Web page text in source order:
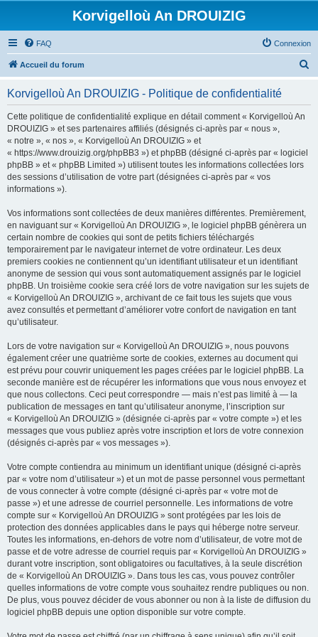
Korvigelloù An DROUIZIG
FAQ Connexion
Accueil du forum
Korvigelloù An DROUIZIG - Politique de confidentialité
Cette politique de confidentialité explique en détail comment « Korvigelloù An
DROUIZIG » et ses partenaires affiliés (désignés ci-après par « nous »,
« notre », « nos », « Korvigelloù An DROUIZIG » et
« https://www.drouizig.org/phpBB3 ») et phpBB (désigné ci-après par « logiciel
phpBB » et « phpBB Limited ») utilisent toutes les informations collectées lors
des sessions d’utilisation de votre part (désignées ci-après par « vos
informations »).
Vos informations sont collectées de deux manières différentes. Premièrement,
en naviguant sur « Korvigelloù An DROUIZIG », le logiciel phpBB génèrera un
certain nombre de cookies qui sont de petits fichiers téléchargés
temporairement par le navigateur internet de votre ordinateur. Les deux
premiers cookies ne contiennent qu’un identifiant utilisateur et un identifiant
anonyme de session qui vous sont automatiquement assignés par le logiciel
phpBB. Un troisième cookie sera créé lors de votre navigation sur les sujets de
« Korvigelloù An DROUIZIG », archivant de ce fait tous les sujets que vous
avez consultés et permettant d’améliorer votre confort de navigation en tant
qu’utilisateur.
Lors de votre navigation sur « Korvigelloù An DROUIZIG », nous pouvons
également créer une quatrième sorte de cookies, externes au document qui
est prévu pour couvrir uniquement les pages créées par le logiciel phpBB. La
seconde manière est de récupérer les informations que vous nous envoyez et
que nous collectons. Ceci peut correspondre — mais n’est pas limité à — la
publication de messages en tant qu’utilisateur anonyme, l’inscription sur
« Korvigelloù An DROUIZIG » (désignée ci-après par « votre compte ») et les
messages que vous publiez après votre inscription et lors de votre connexion
(désignés ci-après par « vos messages »).
Votre compte contiendra au minimum un identifiant unique (désigné ci-après
par « votre nom d’utilisateur ») et un mot de passe personnel vous permettant
de vous connecter à votre compte (désigné ci-après par « votre mot de
passe ») et une adresse de courriel personnelle. Les informations de votre
compte sur « Korvigelloù An DROUIZIG » sont protégées par les lois de
protection des données applicables dans le pays qui héberge notre serveur.
Toutes les informations, en-dehors de votre nom d’utilisateur, de votre mot de
passe et de votre adresse de courriel requis par « Korvigelloù An DROUIZIG »
durant votre inscription, sont obligatoires ou facultatives, à la seule discrétion
de « Korvigelloù An DROUIZIG ». Dans tous les cas, vous pouvez contrôler
quelles informations de votre compte vous souhaitez rendre publiques ou non.
De plus, vous pouvez décider de vous abonner ou non à la liste de diffusion du
logiciel phpBB depuis une option disponible sur votre compte.